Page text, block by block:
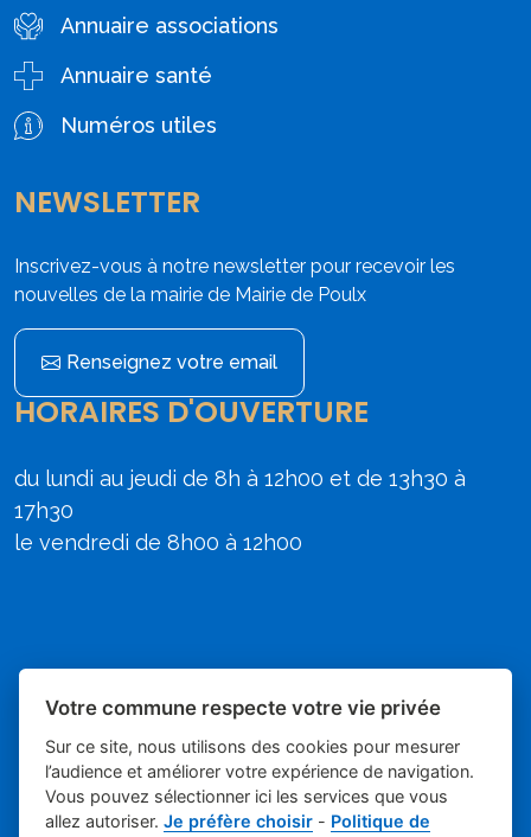
Annuaire associations
Annuaire santé
Numéros utiles
NEWSLETTER
Inscrivez-vous à notre newsletter pour recevoir les
nouvelles de la mairie de Mairie de Poulx
Renseignez votre email
HORAIRES D'OUVERTURE
du lundi au jeudi de 8h à 12h00 et de 13h30 à
17h30
le vendredi de 8h00 à 12h00
Place du village la solution web et - Mairie de
Votre commune respecte votre vie privée
Sur ce site, nous utilisons des cookies pour mesurer
l’audience et améliorer votre expérience de navigation.
Vous pouvez sélectionner ici les services que vous
allez autoriser.Je préfère choisir - Politique de